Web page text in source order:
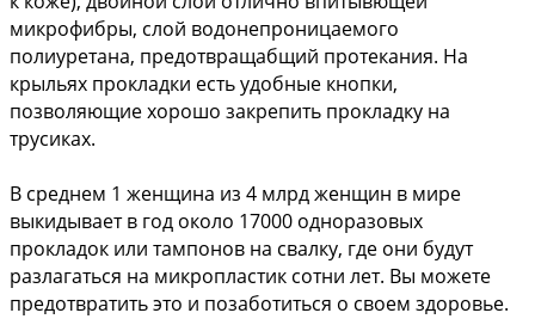
микрофибры, слой водонепроницаемого
полиуретана, предотвращабщий протекания. На
крыльях прокладки есть удобные кнопки,
позволяющие хорошо закрепить прокладку на
трусиках.
В среднем 1 женщина из 4 млрд женщин в мире
выкидывает в год около 17000 одноразовых
прокладок или тампонов на свалку, где они будут
разлагаться на микропластик сотни лет. Вы можете
предотвратить это и позаботиться о своем здоровье.